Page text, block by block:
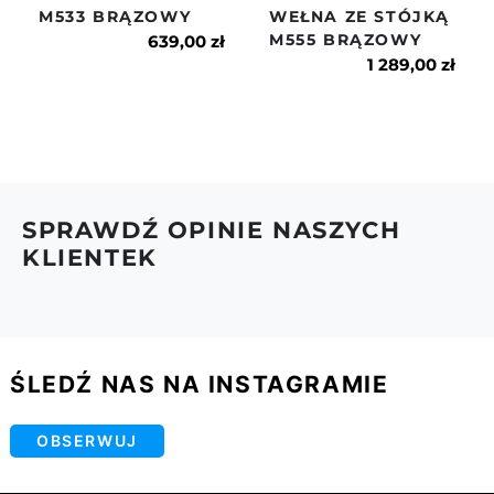
z paskiem, samą patką lub bez żadnych dodatków.
Wybór należy do Ciebie! Ten model to idealne
połączenie funkcjonalności i modowego designu,
Indeks m557/1
6.Więcej na temat dostaw i zwrotów znajdziesz w
naszym regulaminie.
M533 BRĄZOWY
639,00 zł
WEŁNA ZE STÓJKĄ
M555 BRĄZOWY
1 289,00 zł
SPRAWDŹ OPINIE NASZYCH
KLIENTEK
ŚLEDŹ NAS NA INSTAGRAMIE
OBSERWUJ